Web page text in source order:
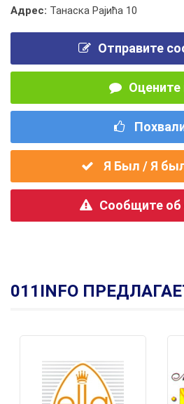
Адрес: Танаска Рајића 10
Отправите
Оцените
Я Был / Я
Сообщите об
011INFO